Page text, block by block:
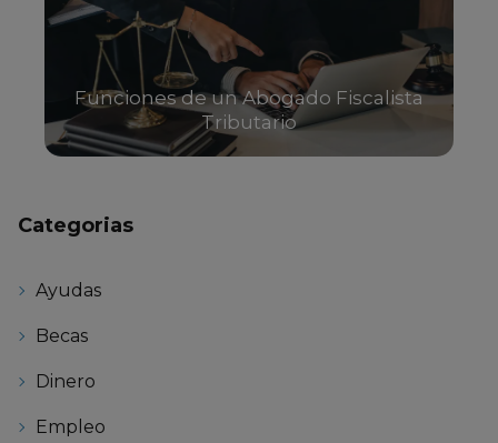
Funciones de un Abogado Fiscalista
Tributario
Categorias
Ayudas
Becas
Dinero
Empleo